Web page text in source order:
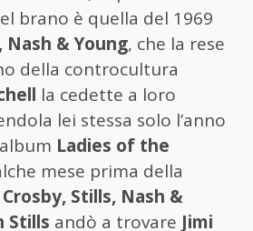
brano è quella del 1969
Nash & Young, che la rese
della controcultura
la cedette a loro
lei stessa solo l’anno
Ladies of the
mese prima della
Crosby, Stills, Nash &
Stills andò a trovare Jimi